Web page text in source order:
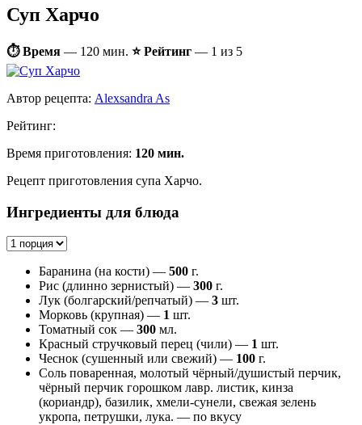
Суп Харчо
⏱ Время — 120 мин. ⭐ Рейтинг — 1 из 5
Автор рецепта: Alexsandra As
Рейтинг:
Время приготовления: 120 мин.
Рецепт приготовления супа Харчо.
Ингредиенты для блюда
Баранина (на кости) — 500 г.
Рис (длинно зернистый) — 300 г.
Лук (болгарский/репчатый) — 3 шт.
Морковь (крупная) — 1 шт.
Томатный сок — 300 мл.
Красный стручковый перец (чили) — 1 шт.
Чеснок (сушенный или свежий) — 100 г.
Соль поваренная, молотый чёрный/душистый перчик,
чёрный перчик горошком лавр. листик, кинза
(кориандр), базилик, хмели-сунели, свежая зелень
укропа, петрушки, лука. — по вкусу